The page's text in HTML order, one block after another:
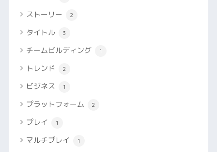
ストーリー 2
タイトル 3
チームビルディング 1
トレンド 2
ビジネス 1
プラットフォーム 2
プレイ 1
マルチプレイ 1